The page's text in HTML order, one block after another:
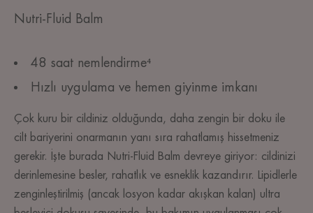
Nutri-Fluid Balm
48 saat nemlendirme⁴
Hızlı uygulama ve hemen giyinme imkanı
Çok kuru bir cildiniz olduğunda, daha zengin bir doku ile
cilt bariyerini onarmanın yanı sıra rahatlamış hissetmeniz
gerekir. İşte burada Nutri-Fluid Balm devreye giriyor: cildinizi
derinlemesine besler, rahatlık ve esneklik kazandırır. Lipidlerle
zenginleştirilmiş (ancak losyon kadar akışkan kalan) ultra